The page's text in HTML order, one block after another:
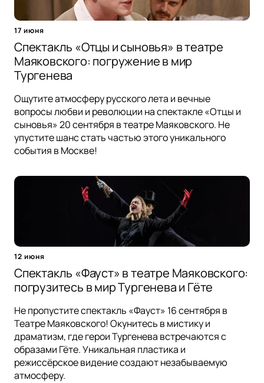
17 июня
Спектакль «Отцы и сыновья» в театре
Маяковского: погружение в мир
Тургенева
Ощутите атмосферу русского лета и вечные
вопросы любви и революции на спектакле «Отцы и
сыновья» 20 сентября в театре Маяковского. Не
упустите шанс стать частью этого уникального
события в Москве!
12 июня
Спектакль «Фауст» в театре Маяковского:
погрузитесь в мир Тургенева и Гёте
Не пропустите спектакль «Фауст» 16 сентября в
Театре Маяковского! Окунитесь в мистику и
драматизм, где герои Тургенева встречаются с
образами Гёте. Уникальная пластика и
режиссёрское видение создают незабываемую
атмосферу.